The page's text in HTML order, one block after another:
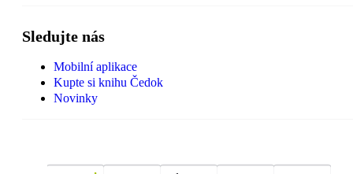
Sledujte nás
Mobilní aplikace
Kupte si knihu Čedok
Novinky